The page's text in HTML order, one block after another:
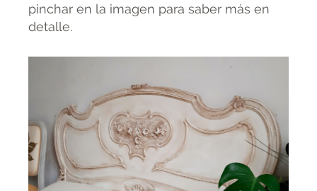
pinchar en la imagen para saber más en
detalle.